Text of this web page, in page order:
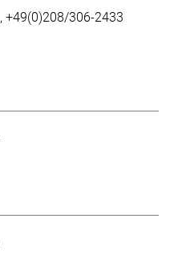
+49(0)208/306-2433